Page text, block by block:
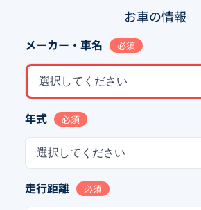
お車の情報
メーカー・車名 必須
選択してください
年式 必須
選択してください
走行距離 必須